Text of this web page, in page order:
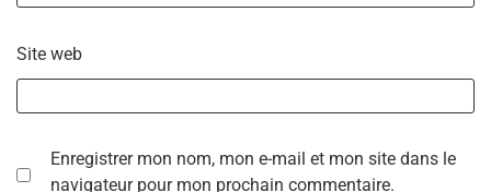
Site web
Enregistrer mon nom, mon e-mail et mon site dans le
navigateur pour mon prochain commentaire.